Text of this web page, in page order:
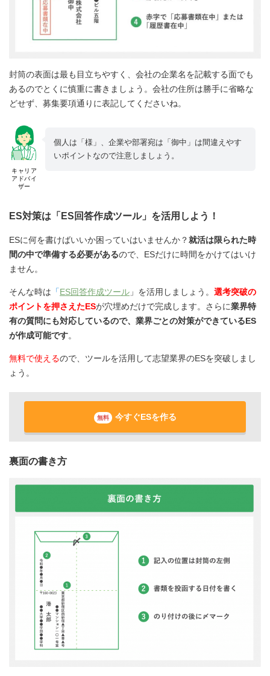
封筒の表面は最も目立ちやすく、会社の企業名を記載する面でも
あるのでとくに慎重に書きましょう。会社の住所は勝手に省略な
どせず、募集要項通りに表記してくださいね。
キャリア
アドバイ
ザー
個人は「様」、企業や部署宛は「御中」は間違えやす
いポイントなので注意しましょう。
ES対策は「ES回答作成ツール」を活用しよう！
ESに何を書けばいいか困っていはいませんか？就活は限られた時
間の中で準備する必要があるので、ESだけに時間をかけてはいけ
ません。
そんな時は 「ES回答作成ツール 」を活用しましょう。 選考突破の
ポイントを押さえたESが穴埋めだけで完成します。さらに業界特
有の質問にも対応しているので、業界ごとの対策ができているES
が作成可能です。
無料で使えるので、ツールを活用して志望業界のESを突破しまし
ょう。
無料 今すぐESを作る
裏面の書き方